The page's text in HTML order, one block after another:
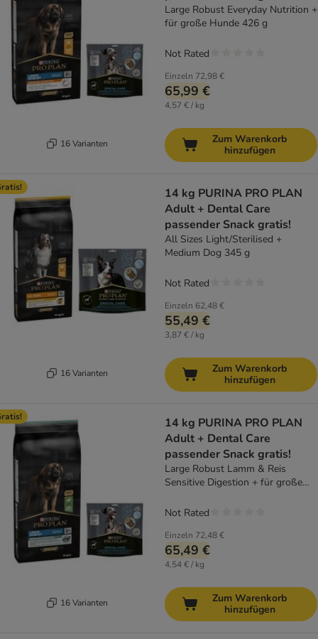
16 Varianten
Large Robust Everyday Nutrition +
für große Hunde 426 g
Einzeln 72,98 €
65,99 €
4,57 € / kg
Not Rated
Zum Warenkorb
hinzufügen
16 Varianten
14 kg PURINA PRO PLAN
Adult + Dental Care
passender Snack gratis!
All Sizes Light/Sterilised +
Medium Dog 345 g
Einzeln 62,48 €
55,49 €
3,87 € / kg
Not Rated
Zum Warenkorb
hinzufügen
16 Varianten
14 kg PURINA PRO PLAN
Adult + Dental Care
passender Snack gratis!
Large Robust Lamm & Reis
Sensitive Digestion + für große
Einzeln 72,48 €
65,49 €
4,54 € / kg
Not Rated
Zum Warenkorb
hinzufügen